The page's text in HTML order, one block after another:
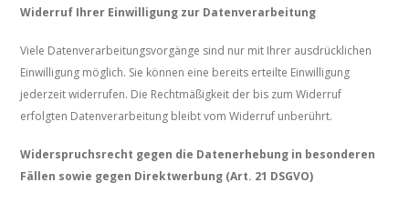
Widerruf Ihrer Einwilligung zur Datenverarbeitung
Viele Datenverarbeitungsvorgänge sind nur mit Ihrer ausdrücklichen
Einwilligung möglich. Sie können eine bereits erteilte Einwilligung
jederzeit widerrufen. Die Rechtmäßigkeit der bis zum Widerruf
erfolgten Datenverarbeitung bleibt vom Widerruf unberührt.
Widerspruchsrecht gegen die Datenerhebung in besonderen
Fällen sowie gegen Direktwerbung (Art. 21 DSGVO)